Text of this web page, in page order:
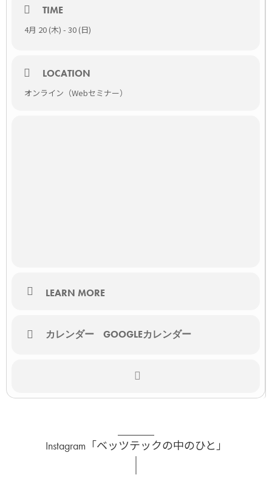
TIME
4月 20 (木) - 30 (日)
LOCATION
オンライン（Webセミナー）
LEARN MORE
カレンダー GOOGLEカレンダー
Instagram「ベッツテックの中のひと」